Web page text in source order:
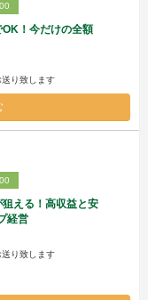
OK！今だけの全額
り致します
える！高収益と安
経営
り致します